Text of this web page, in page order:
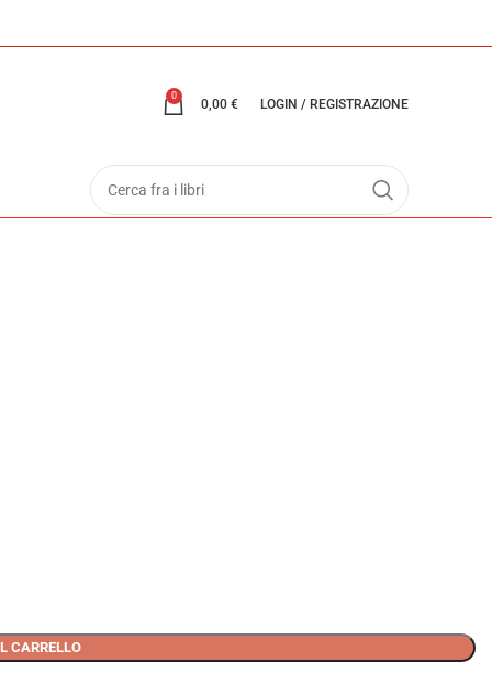
0
0,00 € LOGIN / REGISTRAZIONE
CARRELLO